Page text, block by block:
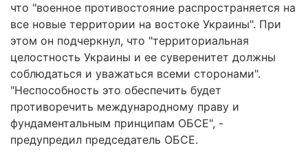
что "военное противостояние распространяется на
все новые территории на востоке Украины". При
этом он подчеркнул, что "территориальная
целостность Украины и ее суверенитет должны
соблюдаться и уважаться всеми сторонами".
"Неспособность это обеспечить будет
противоречить международному праву и
фундаментальным принципам ОБСЕ", -
предупредил председатель ОБСЕ.